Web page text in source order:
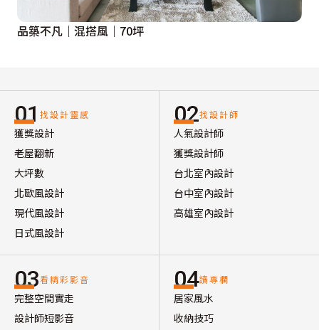
品築不凡｜混搭風｜70坪
01 找設計靈感
獲獎設計
老屋翻新
大坪數
北歐風設計
現代風設計
日式風設計
02找設計師
人氣設計師
獲獎設計師
台北室內設計
台中室內設計
高雄室內設計
03看精彩影音
完整空間實走
設計師短影音
04讀專欄
居家風水
收納技巧